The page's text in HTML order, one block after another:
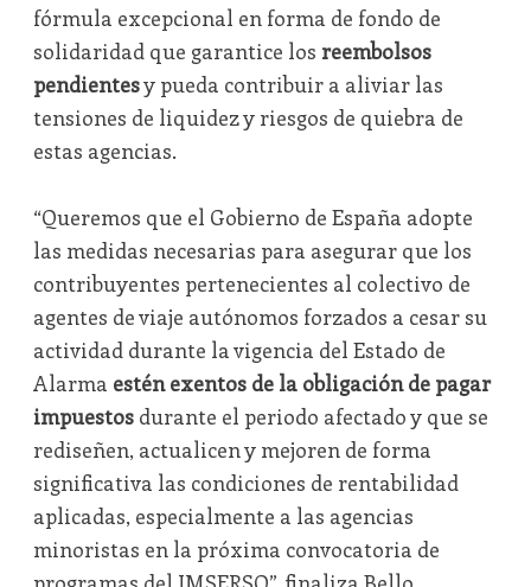
fórmula excepcional en forma de fondo de
solidaridad que garantice los reembolsos
pendientesy pueda contribuir a aliviar las
tensiones de liquidez y riesgos de quiebra de
estas agencias.
“Queremos que el Gobierno de España adopte
las medidas necesarias para asegurar que los
contribuyentes pertenecientes al colectivo de
agentes de viaje autónomos forzados a cesar su
actividad durante la vigencia del Estado de
Alarma estén exentos de la obligación de pagar
impuestosdurante el periodo afectado y que se
rediseñen, actualicen y mejoren de forma
significativa las condiciones de rentabilidad
aplicadas, especialmente a las agencias
minoristas en la próxima convocatoria de